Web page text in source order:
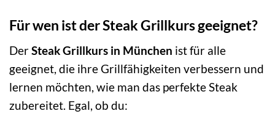
Für wen ist der Steak Grillkurs geeignet?
DerSteak Grillkurs in München ist für alle
geeignet, die ihre Grillfähigkeiten verbessern und
lernen möchten, wie man das perfekte Steak
zubereitet. Egal, ob du: